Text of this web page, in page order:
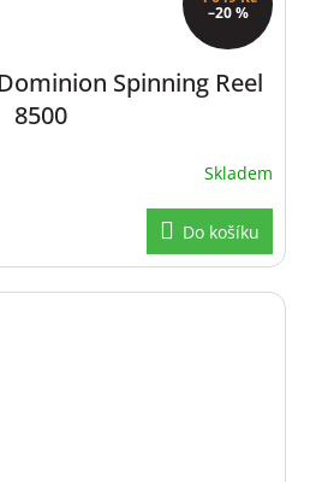
–20 %
Spinning Reel
8500
Skladem
Do košíku